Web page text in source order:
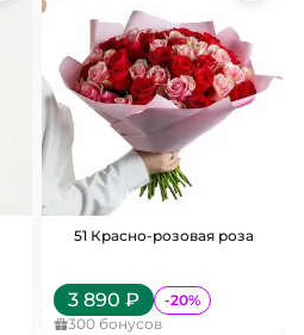
51 Красно-розовая роза
3 890 ₽ -20%
300 бонусов